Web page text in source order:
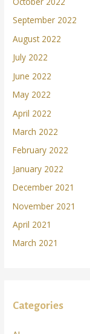
September 2022
August 2022
July 2022
June 2022
May 2022
April 2022
March 2022
February 2022
January 2022
December 2021
November 2021
April 2021
March 2021
Categories